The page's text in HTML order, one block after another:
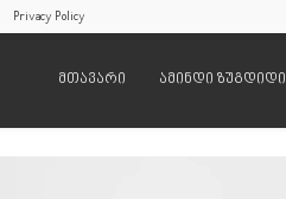
Privacy Policy
მთავარი ამინდი ზუგდიდი